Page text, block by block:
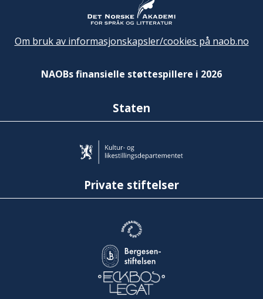
Om bruk av informasjonskapsler/cookies på naob.no
NAOBs finansielle støttespillere i 2026
Staten
Private stiftelser